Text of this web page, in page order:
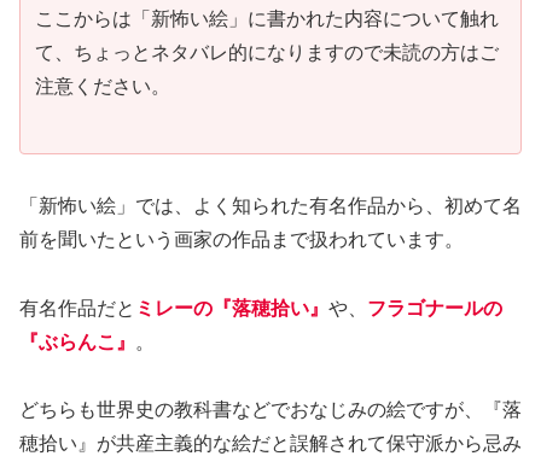
ここからは「新怖い絵」に書かれた内容について触れ
て、ちょっとネタバレ的になりますので未読の方はご
注意ください。
「新怖い絵」では、よく知られた有名作品から、初めて名
前を聞いたという画家の作品まで扱われています。
有名作品だと ミレーの『落穂拾い』 や、 フラゴナールの
『ぶらんこ』
。
どちらも世界史の教科書などでおなじみの絵ですが、『落
穂拾い』が共産主義的な絵だと誤解されて保守派から忌み